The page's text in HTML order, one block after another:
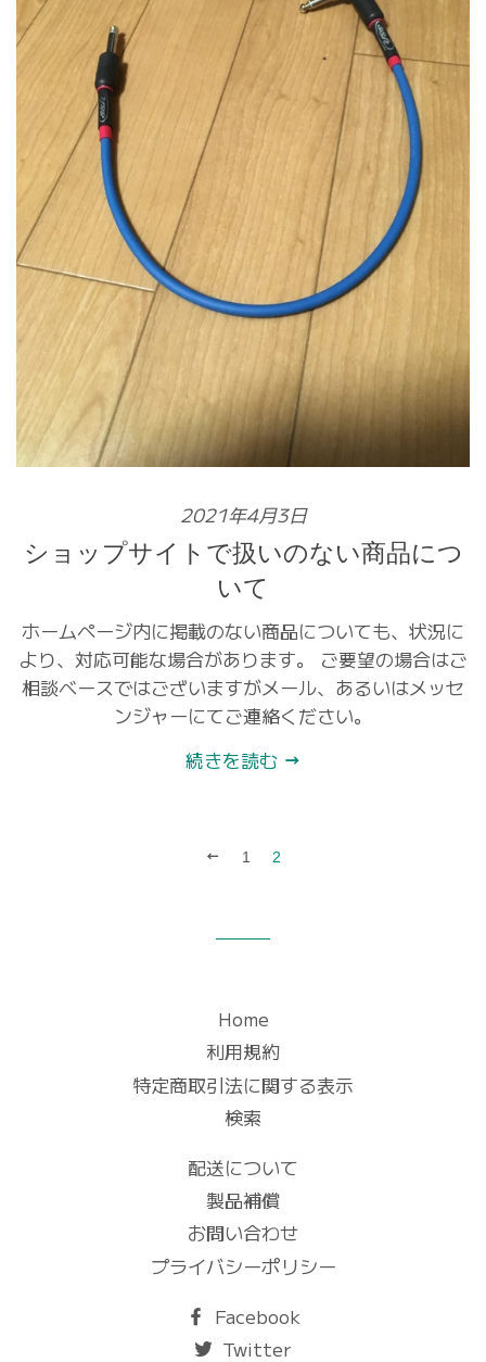
2021年4月3日
ショップサイトで扱いのない商品につ
いて
ホームページ内に掲載のない商品についても、状況に
より、対応可能な場合があります。 ご要望の場合はご
相談ベースではございますがメール、あるいはメッセ
ンジャーにてご連絡ください。
続きを読む
1 2
Home
利用規約
特定商取引法に関する表示
検索
配送について
製品補償
お問い合わせ
プライバシーポリシー
Facebook
Twitter